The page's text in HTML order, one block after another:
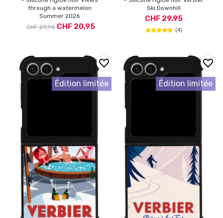
through a watermelon
Summer 2026
CHF 29,95 CHF 20,95
Ski Downhill
CHF 29,95
(4)
Édition limitée Édition limitée